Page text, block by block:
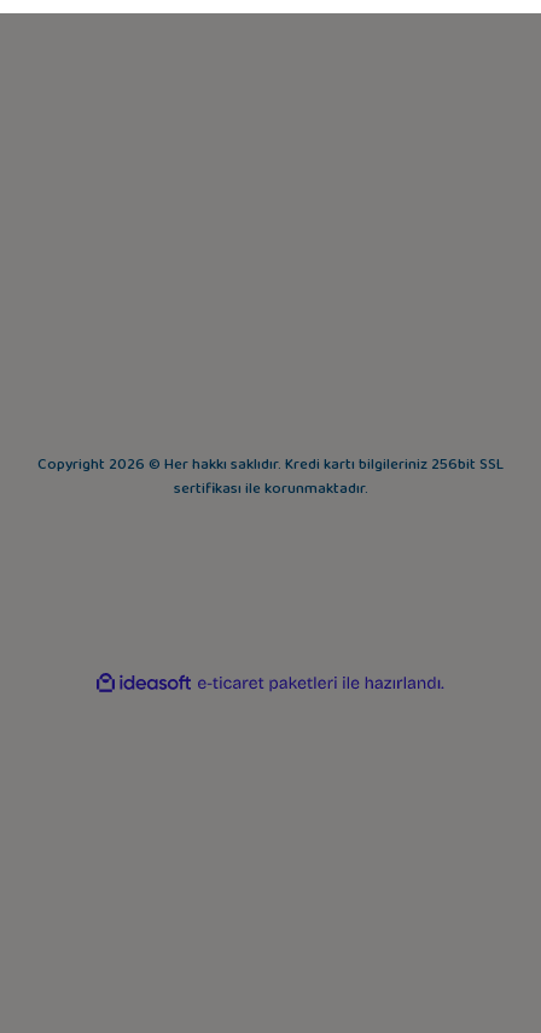
Copyright 2026 © Her hakkı saklıdır. Kredi kartı bilgileriniz 256bit SSL
sertifikası ile korunmaktadır.
ideasoft
e-